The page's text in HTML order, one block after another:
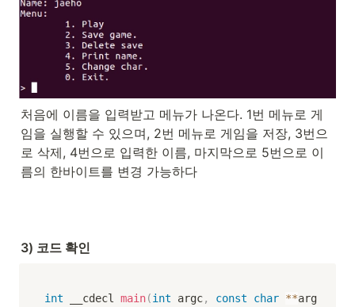
처음에 이름을 입력받고 메뉴가 나온다. 1번 메뉴로 게
임을 실행할 수 있으며, 2번 메뉴로 게임을 저장, 3번으
로 삭제, 4번으로 입력한 이름, 마지막으로 5번으로 이
름의 한바이트를 변경 가능하다
3) 코드 확인
int __cdecl main(int argc, const char **arg